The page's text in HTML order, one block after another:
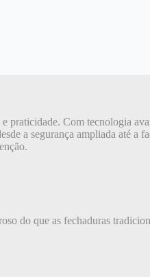
praticidade. Com tecnologia
a segurança ampliada até
do que as fechaduras